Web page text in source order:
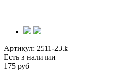
Артикул: 2511-23.k
Есть в наличии
175 руб